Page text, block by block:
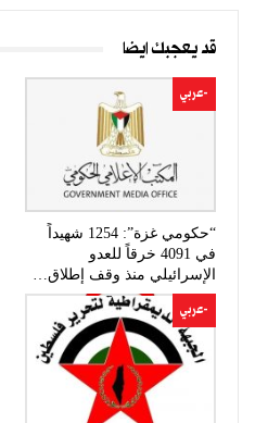
قد يعجبك ايضا
-عربي
“حكومي غزة”: 1254 شهيداً
في 4091 خرقاً للعدو
الإسرائيلي منذ وقف إطلاق…
-عربي